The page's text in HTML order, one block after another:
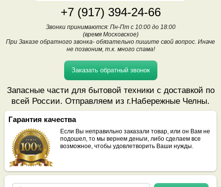
+7 (917) 394-24-66
Звонки принимаются: Пн-Пт с 10:00 до 18:00
(время Московское)
При Заказе обратного звонка- обязательно пишите свой вопрос. Иначе
не позвоним, т.к. много спама!
Заказать обратный звонок
Запасные части для бытовой техники с доставкой по
всей России. Отправляем из г.Набережные Челны.
Гарантия качества
Если Вы неправильно заказали товар, или он Вам не
подошел, то мы вернем деньги, либо сделаем все
возможное, чтобы удовлетворить Ваши нужды.